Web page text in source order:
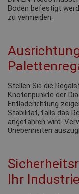
Boden befestigt
zu vermeiden.
Stellen Sie die
Knotenpunkte der
Entladerichtung
Stabilität, falls das
angefahren wird.
Unebenheiten
Ihr